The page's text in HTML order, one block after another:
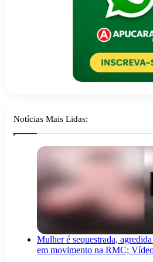
Notícias Mais Lidas:
Mulher é sequestrada,
em movimento na RMC;